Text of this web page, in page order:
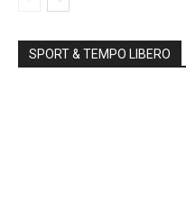
SPORT & TEMPO LIBERO